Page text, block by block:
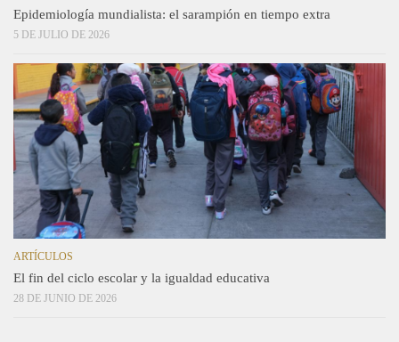
Epidemiología mundialista: el sarampión en tiempo extra
5 DE JULIO DE 2026
ARTÍCULOS
El fin del ciclo escolar y la igualdad educativa
28 DE JUNIO DE 2026